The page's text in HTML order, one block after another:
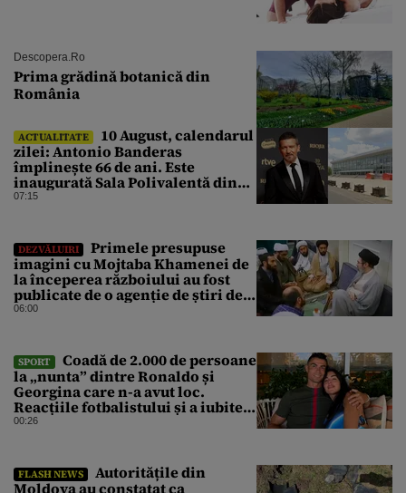
Descopera.ro
Prima grădină botanică din
România
ACTUALITATE
10 August, calendarul
zilei: Antonio Banderas
împlinește 66 de ani. Este
inaugurată Sala Polivalentă din
București
07:15
DEZVĂLUIRI
Primele presupuse
imagini cu Mojtaba Khamenei de
la începerea războiului au fost
publicate de o agenție de știri de
stat din Iran
06:00
SPORT
Coadă de 2.000 de persoane
la „nunta” dintre Ronaldo și
Georgina care n-a avut loc.
Reacțiile fotbalistului și a iubitei
sale pe social media
00:26
FLASH NEWS
Autoritățile din
Moldova au constatat ca